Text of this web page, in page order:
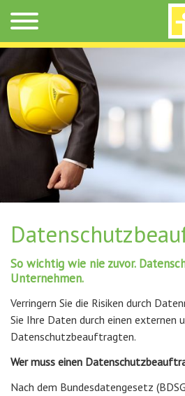
So wichtig wie nie zuvor.
Unternehmen.
Verringern Sie die Risiken durch
Sie Ihre Daten durch einen externen
Datenschutzbeauftragten.
Wer muss einen
Nach dem Bundesdatengesetz